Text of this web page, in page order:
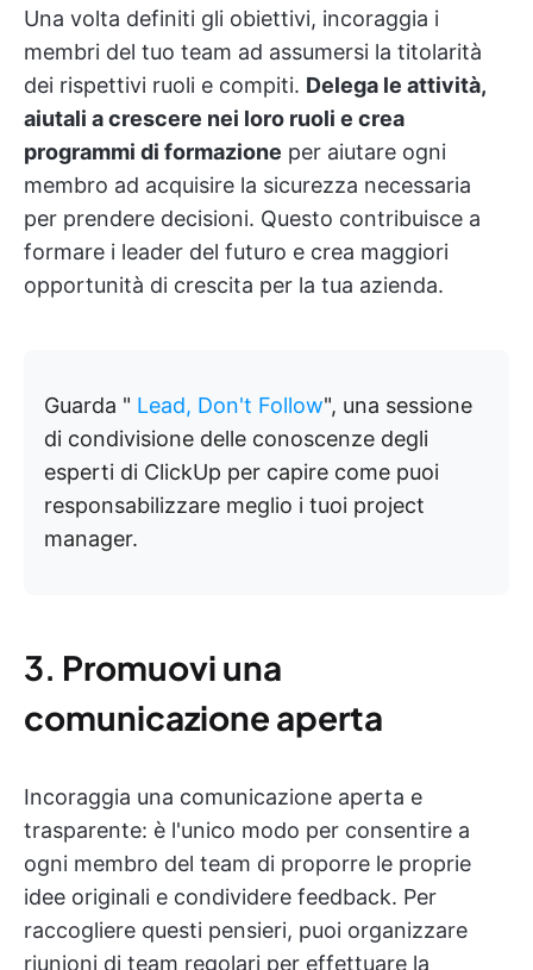
Una volta definiti gli obiettivi, incoraggia i
membri del tuo team ad assumersi la titolarità
dei rispettivi ruoli e compiti. Delega le attività,
aiutali a crescere nei loro ruoli e crea
programmi di formazione per aiutare ogni
membro ad acquisire la sicurezza necessaria
per prendere decisioni. Questo contribuisce a
formare i leader del futuro e crea maggiori
opportunità di crescita per la tua azienda.
Guarda " Lead, Don't Follow", una sessione
di condivisione delle conoscenze degli
esperti di ClickUp per capire come puoi
responsabilizzare meglio i tuoi project
manager.
3. Promuovi una
comunicazione aperta
Incoraggia una comunicazione aperta e
trasparente: è l'unico modo per consentire a
ogni membro del team di proporre le proprie
idee originali e condividere feedback. Per
raccogliere questi pensieri, puoi organizzare
riunioni di team regolari per effettuare la